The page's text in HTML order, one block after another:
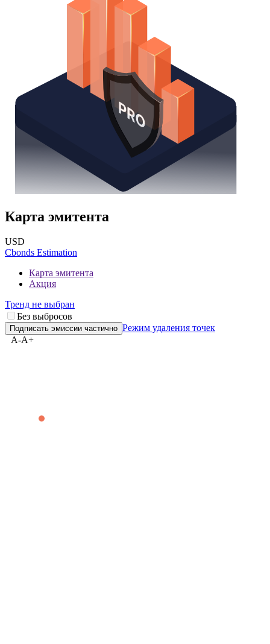
Карта эмитента
USD
Cbonds Estimation
Карта эмитента
Акция
Тренд не выбран
Без выбросов
Режим удаления точек